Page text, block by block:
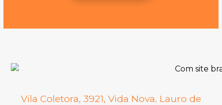
Vila Coletora, 3921, Vida Nova. Lauro de